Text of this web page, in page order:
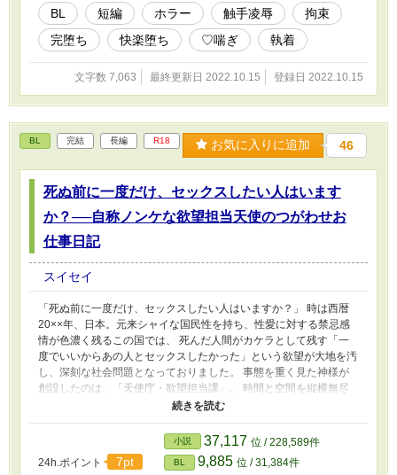
BL 短編 ホラー 触手凌辱
拘束
完堕ち
快楽堕ち ♡喘ぎ 執着
文字数 7,063 最終更新日 2022.10.15 登録日 2022.10.15
BL 完結 長編 R18 お気に入りに追加 46
死ぬ前に一度だけ、セックスしたい人はいます
か？──自称ノンケな欲望担当天使のつがわせお
仕事日記
スイセイ
「死ぬ前に一度だけ、セックスしたい人はいますか？」 時は西暦
20××年、日本。元来シャイな国民性を持ち、性愛に対する禁忌感
情が色濃く残るこの国では、 死んだ人間がカケラとして残す「一
度でいいからあの人とセックスしたかった」という欲望が大地を汚
し、深刻な社会問題となっておりました。 事態を重く見た神様が
創設したのは、「天使庁・欲望担当課」。 時間と空間を縦横無尽
に駆け巡り、「あの日、あの時、あの人とセックスしたかった」と
をずっとそばで励ましてくれた幼なじみ。 高嶺の花気取りのいけ
すかないあいつ。 もしかしたら、たぶん、いや絶対に、自分のこ
とを好きになってくれたはずの彼。 未練の相手は様々でも、想い
24h.ポイント 7pt
小説 37,117 位 / 228,589件
BL 9,885 位 / 31,384件